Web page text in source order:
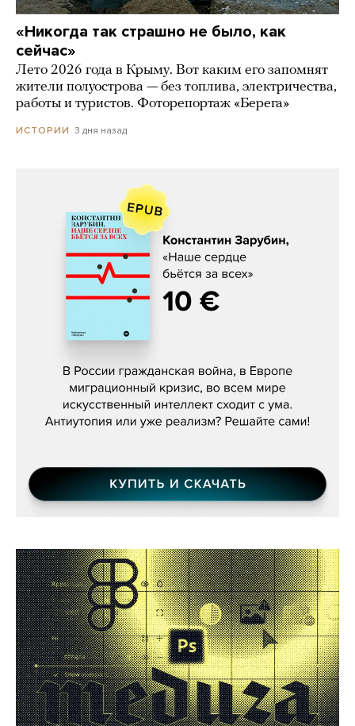
«Никогда так страшно не было, как
сейчас»
Лето 2026 года в Крыму. Вот каким его запомнят
жители полуострова — без топлива, электричества,
работы и туристов. Фоторепортаж «Берега»
ИСТОРИИ 3 дня назад
Константин Зарубин, «Наше сердце